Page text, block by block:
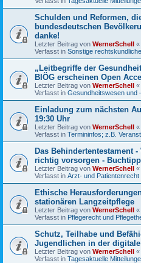
Schulden und Reformen,
bundesdeutschen
danke!
Letzter Beitrag von WernerSchell «
Verfasst in Sonstige
„Leitbegriffe der
BIÖG erscheinen Open
Letzter Beitrag von WernerSchell «
Verfasst in Gesundheitswesen und
Einladung zum nächsten
19:30 Uhr
Letzter Beitrag von WernerSchell «
Verfasst in Termininfos; z.B.
Das Behindertentestament
richtig vorsorgen - Buchtipp
Letzter Beitrag von WernerSchell «
Verfasst in Arzt- und Patientenrecht
Ethische
stationären Langzeitpflege
Letzter Beitrag von WernerSchell «
Verfasst in Pflegerecht und
Schutz, Teilhabe und
Jugendlichen in der
Letzter Beitrag von WernerSchell «
Verfasst in Tagesaktuelle